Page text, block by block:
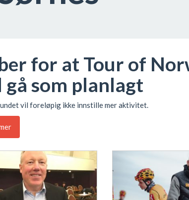
for at Tour of
gå som planlagt
vil foreløpig ikke innstille mer aktivitet.